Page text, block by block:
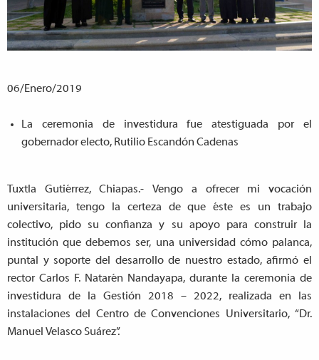
06/Enero/2019
La ceremonia de investidura fue atestiguada por el
gobernador electo, Rutilio Escandón Cadenas
Tuxtla Gutiérrez, Chiapas.- Vengo a ofrecer mi vocación
universitaria, tengo la certeza de que éste es un trabajo
colectivo, pido su confianza y su apoyo para construir la
institución que debemos ser, una universidad cómo palanca,
puntal y soporte del desarrollo de nuestro estado, afirmó el
rector Carlos F. Natarén Nandayapa, durante la ceremonia de
investidura de la Gestión 2018 – 2022, realizada en las
instalaciones del Centro de Convenciones Universitario, “Dr.
Manuel Velasco Suárez”.